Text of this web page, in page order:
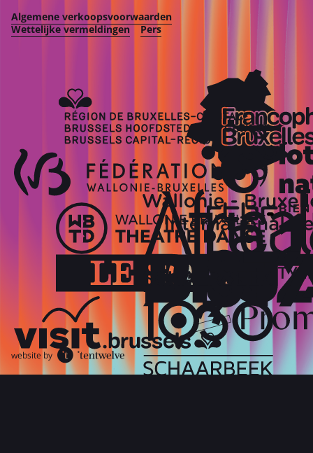
Algemene verkoopsvoorwaarden
Wettelijke vermeldingen
Pers
website by